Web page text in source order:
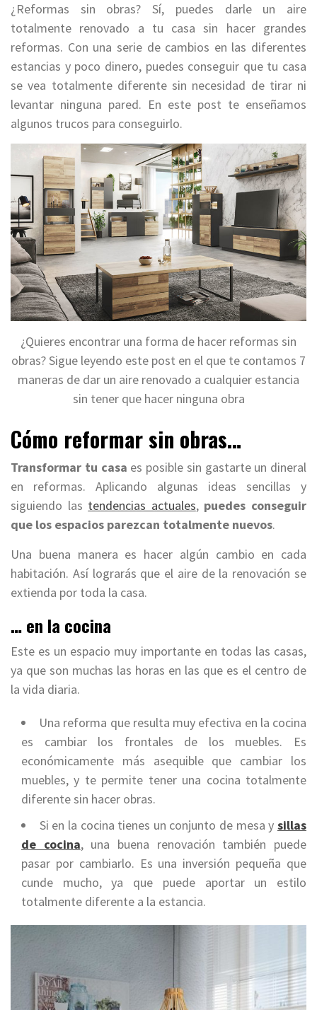
¿Reformas sin obras? Sí, puedes darle un aire
totalmente renovado a tu casa sin hacer grandes
reformas. Con una serie de cambios en las diferentes
estancias y poco dinero, puedes conseguir que tu casa
se vea totalmente diferente sin necesidad de tirar ni
levantar ninguna pared. En este post te enseñamos
algunos trucos para conseguirlo.
¿Quieres encontrar una forma de hacer reformas sin
obras? Sigue leyendo este post en el que te contamos 7
maneras de dar un aire renovado a cualquier estancia
sin tener que hacer ninguna obra
Cómo reformar sin obras…
Transformar tu casa es posible sin gastarte un dineral
en reformas. Aplicando algunas ideas sencillas y
siguiendo las tendencias actuales, puedes conseguir
que los espacios parezcan totalmente nuevos.
Una buena manera es hacer algún cambio en cada
habitación. Así lograrás que el aire de la renovación se
extienda por toda la casa.
… en la cocina
Este es un espacio muy importante en todas las casas,
ya que son muchas las horas en las que es el centro de
la vida diaria.
Una reforma que resulta muy efectiva en la cocina
es cambiar los frontales de los muebles. Es
económicamente más asequible que cambiar los
muebles, y te permite tener una cocina totalmente
diferente sin hacer obras.
Si en la cocina tienes un conjunto de mesa ysillas
de cocina, una buena renovación también puede
pasar por cambiarlo. Es una inversión pequeña que
cunde mucho, ya que puede aportar un estilo
totalmente diferente a la estancia.